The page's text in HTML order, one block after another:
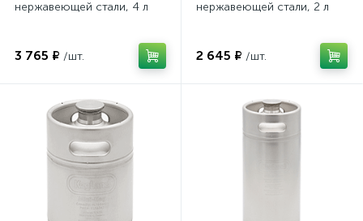
нержавеющей стали, 4 л
3 765 ₽ /шт.
нержавеющей стали, 2 л
2 645 ₽ /шт.